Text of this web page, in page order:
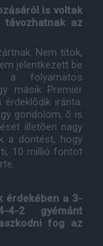
is voltak
az
Nem titok,
jelentkezett be
a folyamatos
másik Premier
iránta.
gondolom, õ is
illetõen nagy
a döntést, hogy
10 millió fontot
érdekében a 3-
2 gyémánt
fog az